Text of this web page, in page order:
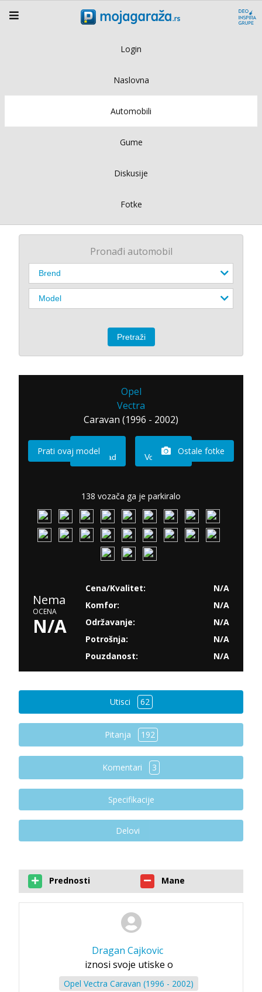
Login
Naslovna
Automobili
Gume
Diskusije
Fotke
Pronađi automobil
Opel
Vectra
Caravan (1996 - 2002)
Imam sad Vozio sam
Prati ovaj model Ostale fotke
138 vozača ga je parkiralo
Nema
OCENA
N/A
Cena/Kvalitet:
N/A
Komfor:
N/A
Održavanje:
N/A
Potrošnja:
N/A
Pouzdanost:
N/A
Utisci 62
Pitanja 192
Komentari 3
Specifikacije
Delovi
Prednosti Mane
Dragan Cajkovic
iznosi svoje utiske o
Opel Vectra Caravan (1996 - 2002)